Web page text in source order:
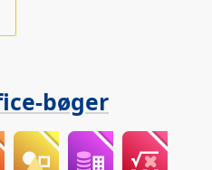
bøger